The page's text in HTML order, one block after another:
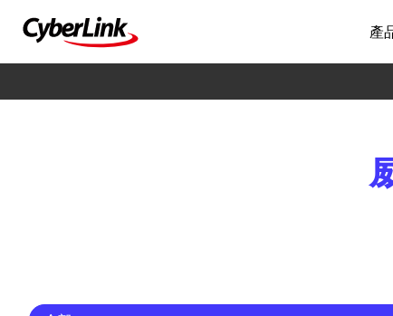
產
Filter